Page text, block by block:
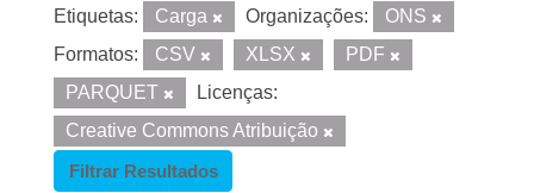
Etiquetas: Carga Organizações:
ONS
Formatos:
CSV XLSX
PDF
PARQUET
Licenças:
Creative Commons Atribuição
Filtrar Resultados